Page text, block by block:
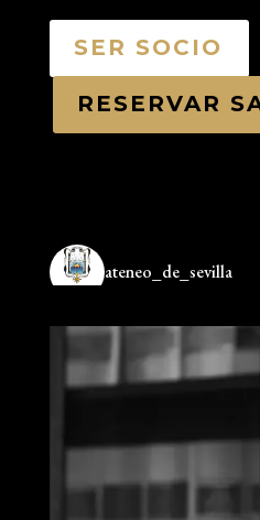
SER SOCIO
RESERVAR
ateneo_de_sevilla